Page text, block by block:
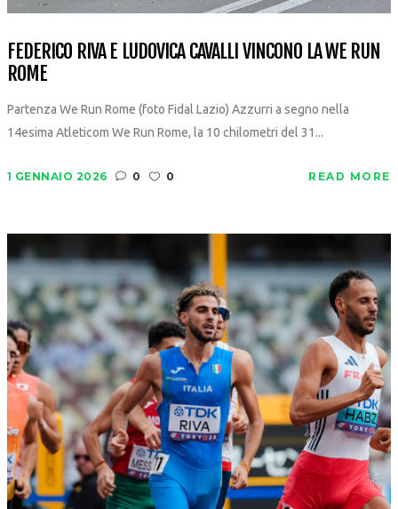
FEDERICO RIVA E LUDOVICA CAVALLI VINCONO LA WE RUN
ROME
Partenza We Run Rome (foto Fidal Lazio) Azzurri a segno nella
14esima Atleticom We Run Rome, la 10 chilometri del 31...
1 GENNAIO 2026 0 0 READ MORE